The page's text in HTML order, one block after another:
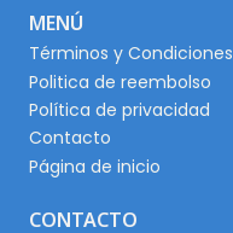
MENÚ
Términos y Condiciones
Politica de reembolso
Política de privacidad
Contacto
Página de inicio
CONTACTO